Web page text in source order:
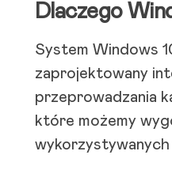
Dlaczego
System Windows
zaprojektowany
przeprowadzania
które możemy